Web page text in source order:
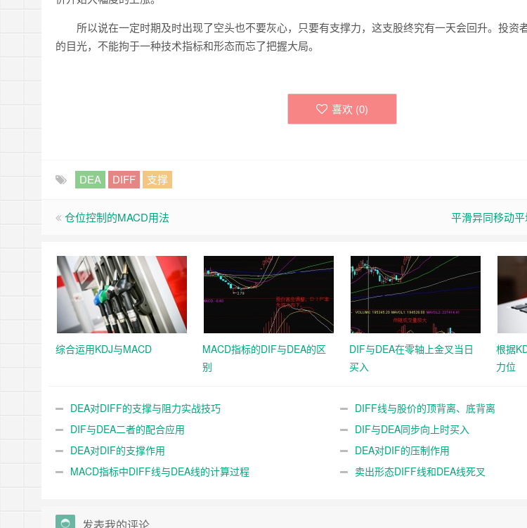
所以说在一定时期及时出现了空头也不要灰心，只要有支撑力，这支股终究有一天会回升。投资
的目光，不能拘于一种技术指标和形态而忘了把握大局。
喜欢 (0)
DEA DIFF 支撑
仓位控制的MACD用法 平滑异同移动
综合运用KDJ与MACD
MACD指标的DIF与DEA的区
别
DIF与DEA在零轴上金叉当日
买入
根据
力位
DEA对DIFF的支撑与阻力实战技巧
DIFF线与股价的顶背离、底背离
DIF与DEA二者的配合应用
DIF与DEA同步向上时买入
DEA对DIF的支撑作用
DEA对DIF的压制作用
MACD指标中DIFF线与DEA线的计算过程
卖出形态DIFF线和DEA线死叉